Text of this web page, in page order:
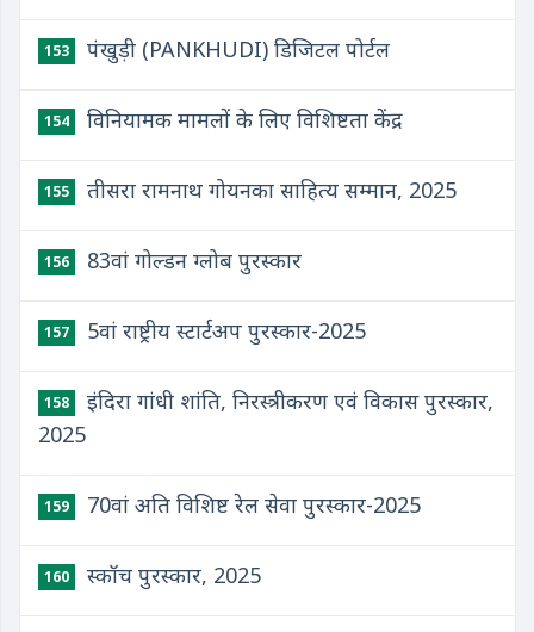
153 पंखुड़ी (PANKHUDI) डिजिटल पोर्टल
154 विनियामक मामलों के लिए विशिष्टता केंद्र
155 तीसरा रामनाथ गोयनका साहित्य सम्मान, 2025
156 83वां गोल्डन ग्लोब पुरस्कार
157 5वां राष्ट्रीय स्टार्टअप पुरस्कार-2025
158
इंदिरा गांधी शांति, निरस्त्रीकरण एवं विकास पुरस्कार,
2025
159 70वां अति विशिष्ट रेल सेवा पुरस्कार-2025
160 स्कॉच पुरस्कार, 2025